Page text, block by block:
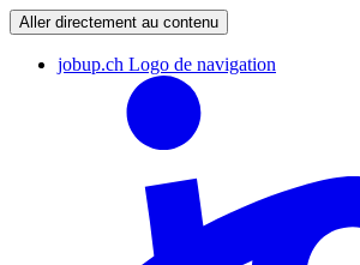
Aller directement au contenu
jobup.ch Logo de navigation